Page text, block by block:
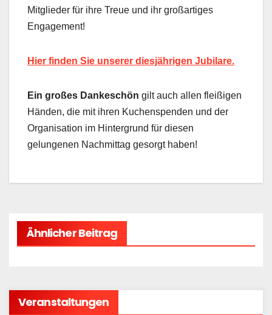
Mitglieder für ihre Treue und ihr großartiges
Engagement!
Hier finden Sie unserer diesjährigen Jubilare.
Ein großes Dankeschön gilt auch allen fleißigen
Händen, die mit ihren Kuchenspenden und der
Organisation im Hintergrund für diesen
gelungenen Nachmittag gesorgt haben!
Ähnlicher Beitrag
Veranstaltungen